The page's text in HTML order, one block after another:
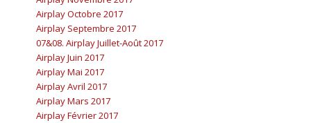
Airplay Octobre 2017
Airplay Septembre 2017
07&08. Airplay Juillet-Août 2017
Airplay Juin 2017
Airplay Mai 2017
Airplay Avril 2017
Airplay Mars 2017
Airplay Février 2017